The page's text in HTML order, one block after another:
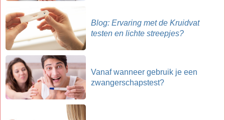
Blog: Ervaring met de Kruidvat
testen en lichte streepjes?
Vanaf wanneer gebruik je een
zwangerschapstest?